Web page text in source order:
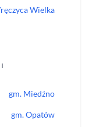
Wielka
I
gm. Miedźno
gm.Opatów